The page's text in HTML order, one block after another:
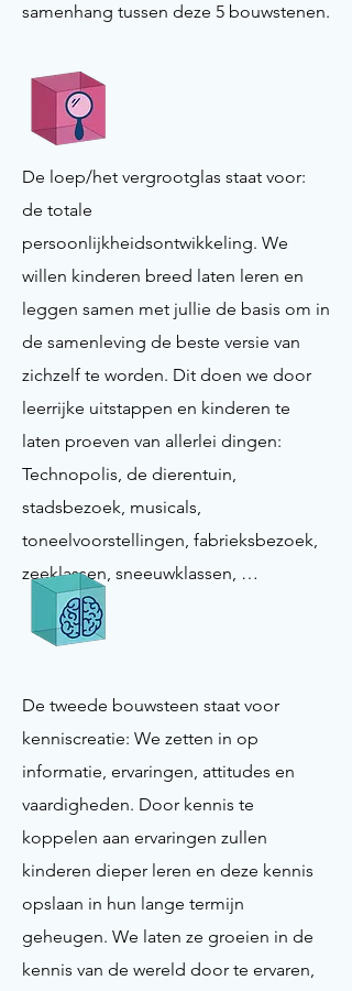
samenhang tussen deze 5 bouwstenen.
De loep/het vergrootglas staat voor:
de totale
persoonlijkheidsontwikkeling. We
willen kinderen breed laten leren en
leggen samen met jullie de basis om in
de samenleving de beste versie van
zichzelf te worden. Dit doen we door
leerrijke uitstappen en kinderen te
laten proeven van allerlei dingen:
Technopolis, de dierentuin,
stadsbezoek, musicals,
toneelvoorstellingen, fabrieksbezoek,
zeeklassen, sneeuwklassen, …
De tweede bouwsteen staat voor
kenniscreatie: We zetten in op
informatie, ervaringen, attitudes en
vaardigheden. Door kennis te
koppelen aan ervaringen zullen
kinderen dieper leren en deze kennis
opslaan in hun lange termijn
geheugen. We laten ze groeien in de
kennis van de wereld door te ervaren,